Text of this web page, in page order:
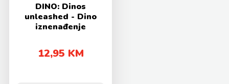
DINO: Dinos
unleashed - Dino
iznenađenje
12,95 KM